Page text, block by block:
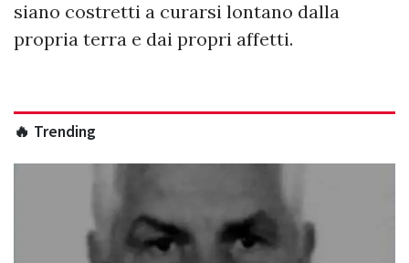
siano costretti a curarsi lontano dalla
propria terra e dai propri affetti.
🔥 Trending